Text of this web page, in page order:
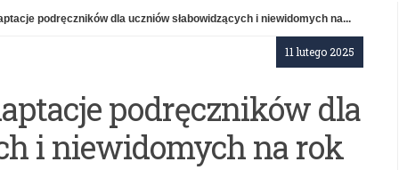
podręczników dla uczniów słabowidzących i niewidomych na...
11 lutego 2025
podręczników dla
i niewidomych na rok